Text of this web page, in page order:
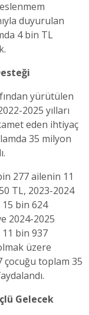
duyurulan
4 bin TL
yürütülen
2025 yılları
eden ihtiyaç
35 milyon
277 ailenin 11
TL, 2023-2024
bin 624
2024-2025
bin 937
üzere
çocuğu toplam 35
Gelecek